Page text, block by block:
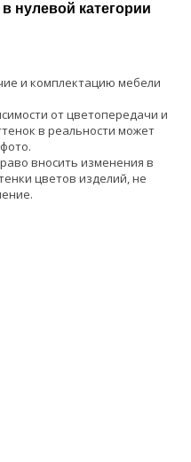
нулевой категории
и комплектацию мебели
от цветопередачи и
в реальности может
вносить изменения в
цветов изделий, не